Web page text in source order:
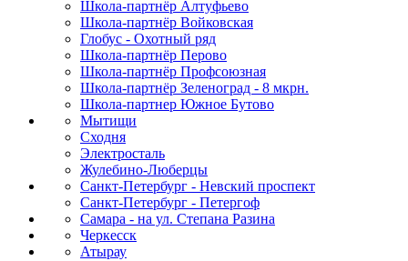
Школа-партнёр Алтуфьево
Школа-партнёр Войковская
Глобус - Охотный ряд
Школа-партнёр Перово
Школа-партнёр Профсоюзная
Школа-партнёр Зеленоград - 8 мкрн.
Школа-партнер Южное Бутово
Мытищи
Сходня
Электросталь
Жулебино-Люберцы
Санкт-Петербург - Невский проспект
Санкт-Петербург - Петергоф
Самара - на ул. Степана Разина
Черкесск
Атырау